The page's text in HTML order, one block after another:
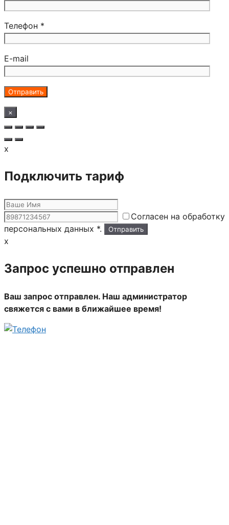
Телефон *
E-mail
×
x
Подключить тариф
Согласен на обработку
персональных данных *.
x
Запрос успешно отправлен
Ваш запрос отправлен. Наш администратор
свяжется с вами в ближайшее время!